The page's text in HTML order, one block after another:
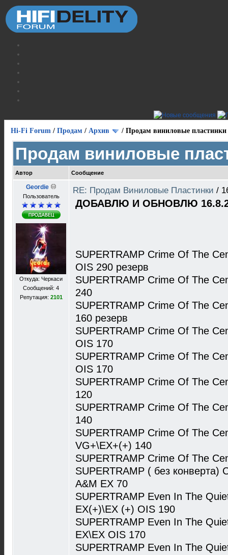
Hi-Fi Forum / Продам / Архив / Продам виниловые пластинки
Продам виниловые
Автор Сообщение
Geordie
Пользователь
Откуда: Черкаси
Сообщений: 4
Репутация: 2101
RE: Продам Виниловые Пластинки /
ДОБАВЛЮ И ОБНОВЛЮ
SUPERTRAMP Crime Of The
OIS 290 резерв
SUPERTRAMP Crime Of The
240
SUPERTRAMP Crime Of The
160 резерв
SUPERTRAMP Crime Of The
OIS 170
SUPERTRAMP Crime Of The
OIS 170
SUPERTRAMP Crime Of The
120
SUPERTRAMP Crime Of The
140
SUPERTRAMP Crime Of The
VG+\EX+(+) 140
SUPERTRAMP Crime Of The
SUPERTRAMP ( без конверта)
A&M EX 70
SUPERTRAMP Even In The
EX(+)\EX (+) OIS 190
SUPERTRAMP Even In The
EX\EX OIS 170
SUPERTRAMP Even In The